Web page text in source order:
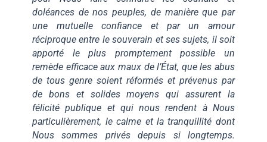
doléances de nos peuples, de manière que par
une mutuelle confiance et par un amour
réciproque entre le souverain et ses sujets, il soit
apporté le plus promptement possible un
remède efficace aux maux de l’État, que les abus
de tous genre soient réformés et prévenus par
de bons et solides moyens qui assurent la
félicité publique et qui nous rendent à Nous
particulièrement, le calme et la tranquillité dont
Nous sommes privés depuis si longtemps.